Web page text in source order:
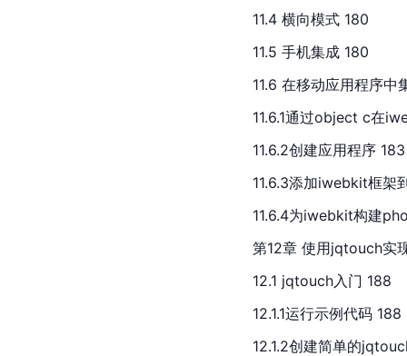
11.4 横向模式 180
11.5 手机集成 180
11.6 在移动应用程序
11.6.1通过object c在
11.6.2创建应用程序 183
11.6.3添加iwebkit框架
11.6.4为iwebkit构建
第12章 使用jqtouch实
12.1 jqtouch入门 188
12.1.1运行示例代码 188
12.1.2创建简单的